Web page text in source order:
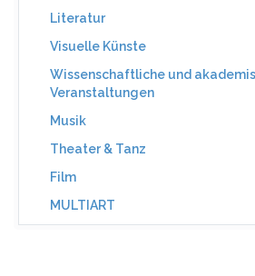
Literatur
Visuelle Künste
Wissenschaftliche und
Veranstaltungen
Musik
Theater & Tanz
Film
MULTIART